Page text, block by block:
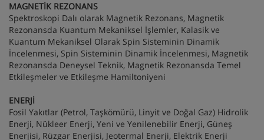
MAGNETİK REZONANS
Spektroskopi Dalı olarak Magnetik Rezonans, Magnetik
Rezonansda Kuantum Mekaniksel İşlemler, Kalasik ve
Kuantum Mekaniksel Olarak Spin Sisteminin Dinamik
İncelenmesi, Spin Sisteminin Dinamik İncelenmesi, Magnetik
Rezonansda Deneysel Teknik, Magnetik Rezonansda Temel
Etkileşmeler ve Etkileşme Hamiltoniyeni
ENERJİ
Fosil Yakıtlar (Petrol, Taşkömürü, Linyit ve Doğal Gaz) Hidrolik
Enerji, Nükleer Enerji, Yeni ve Yenilenebilir Enerji, Güneş
Enerjisi, Rüzgar Enerjisi, Jeotermal Enerji, Elektrik Enerji